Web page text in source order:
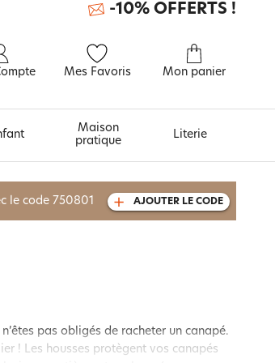
Mes Favoris Mon panier
-10% OFFERTS !
À découvrir aussi
Maison
pratique
Literie
le code 750801 AJOUTER LE CODE
pas obligés de racheter un canapé.
! Les housses protègent vos canapés